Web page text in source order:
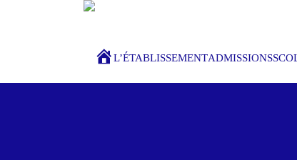
ACCUEIL
L’ÉTABLISSEMENTADMISSIONS